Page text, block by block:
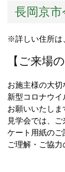
長岡京
※詳しい住所は
【ご来場
お施主様の大切
新型コロナウ
お願いいたしま
見学会では、
ケート用紙のご
ご理解・ご協力